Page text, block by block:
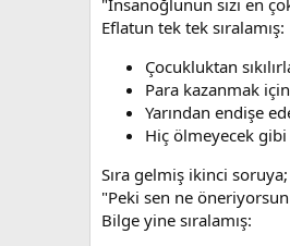
Eflatun tek tek sıralamış:
Çocukluktan
Para kazanmak
Yarından endişe
Hiç ölmeyecek
Sıra gelmiş ikinci soruya;
"Peki sen ne
Bilge yine sıralamış: